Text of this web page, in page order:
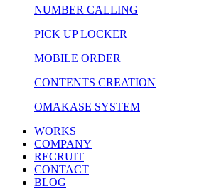
NUMBER CALLING
PICK UP LOCKER
MOBILE ORDER
CONTENTS CREATION
OMAKASE SYSTEM
WORKS
COMPANY
RECRUIT
CONTACT
BLOG